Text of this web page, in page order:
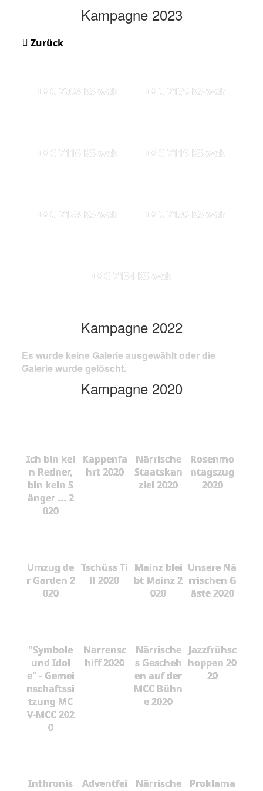
Kampagne 2023
Zurück
IMG 7098-KS-web IMG 7109-KS-web
IMG 7116-KS-web IMG 7119-KS-web
IMG 7123-KS-web IMG 7130-KS-web
IMG 7134-KS-web
Kampagne 2022
Es wurde keine Galerie ausgewählt oder die
Galerie wurde gelöscht.
Kampagne 2020
Ich bin kei
n Redner,
bin kein S
änger ... 2
020
Kappenfa
hrt 2020
Närrische
Staatskan
zlei 2020
Rosenmo
ntagszug
2020
Umzug de
r Garden 2
020
Tschüss Ti
ll 2020
Mainz blei
bt Mainz 2
020
Unsere Nä
rrischen G
äste 2020
"Symbole
und Idol
e" - Gemei
nschaftssi
tzung MC
V-MCC 202
0
Narrensc
hiff 2020
Närrische
s Gescheh
en auf der
MCC Bühn
e 2020
Jazzfrühsc
hoppen 20
20
Inthronis
Adventfei
Närrische
Proklama